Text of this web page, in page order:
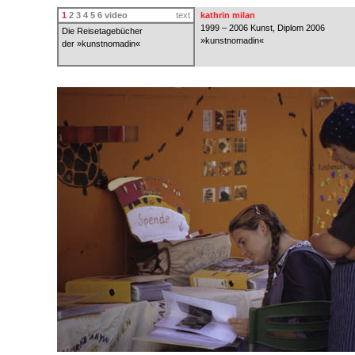
1 2 3 4 5 6 video
text
Die Reisetagebücher
der »kunstnomadin«
kathrin milan
1999 – 2006 Kunst, Diplom 2006
»kunstnomadin«